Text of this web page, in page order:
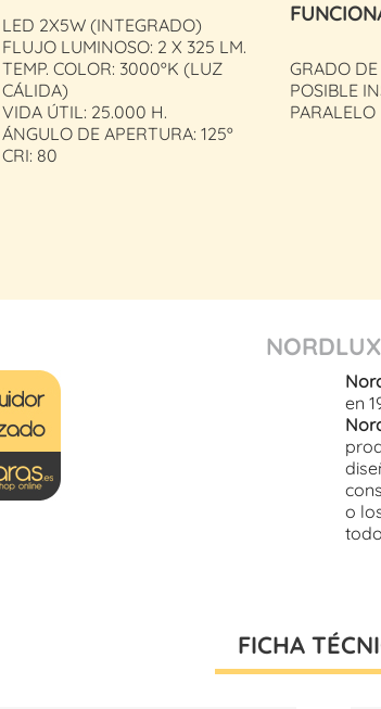
LED 2X5W (INTEGRADO)
FLUJO LUMINOSO: 2 X 325 LM.
TEMP. COLOR: 3000ºK (LUZ
CÁLIDA)
VIDA ÚTIL: 25.000 H.
ÁNGULO DE APERTURA: 125º
CRI: 80
GRADO
POSIBLE
PARALELO
NORDLUX
en
o
FICHA